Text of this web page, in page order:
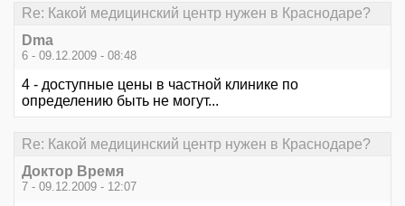
Re: Какой медицинский центр нужен в Краснодаре?
Dma
6 - 09.12.2009 - 08:48
4 - доступные цены в частной клинике по
определению быть не могут...
Re: Какой медицинский центр нужен в Краснодаре?
Доктор Время
7 - 09.12.2009 - 12:07